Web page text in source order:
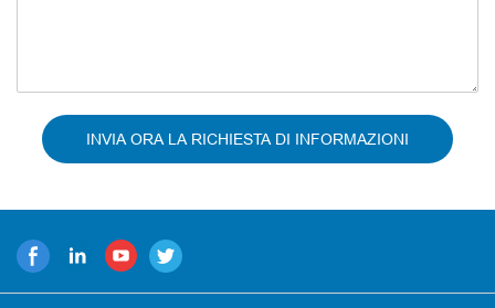
INVIA ORA LA RICHIESTA DI INFORMAZIONI